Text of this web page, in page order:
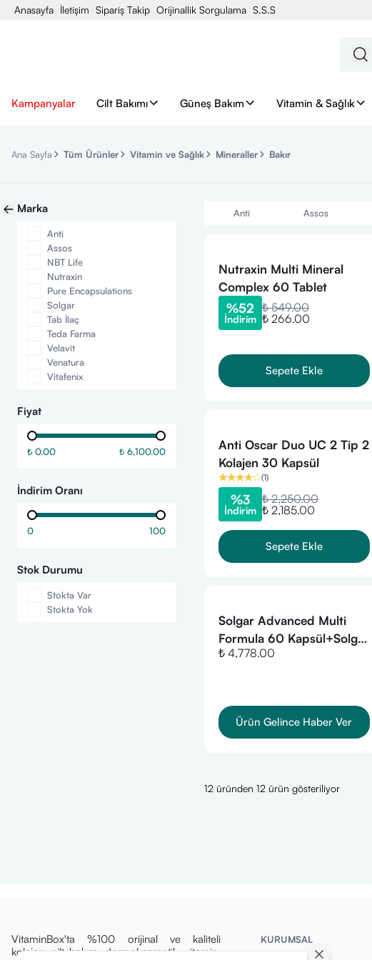
Anasayfa İletişim Sipariş Takip Orijinallik Sorgulama S.S.S
Kampanyalar Cilt Bakımı Güneş Bakım Vitamin & Sağlık
Ana Sayfa Tüm Ürünler Vitamin ve Sağlık Mineraller Bakır
Marka
Anti
Assos
NBT Life
Nutraxin
Pure Encapsulations
Solgar
Tab İlaç
Teda Farma
Velavit
Venatura
Vitafenix
Fiyat
₺ 0.00 ₺ 6,100.00
İndirim Oranı
0 100
Stok Durumu
Stokta Var
Stokta Yok
Anti Assos
Nutraxin Multi Mineral
Complex 60 Tablet
%52
İndirim
₺ 549.00
₺ 266.00
Sepete Ekle
Anti Oscar Duo UC 2 Tip 2
Kolajen 30 Kapsül
(1)
%3
İndirim
₺ 2,250.00
₺ 2,185.00
Sepete Ekle
Solgar Advanced Multi
Formula 60 Kapsül+Solgar
Male Multiple 60 Tablet
₺ 4,778.00
Ürün Gelince Haber Ver
12 üründen 12 ürün gösteriliyor
VitaminBox'ta %100 orijinal ve kaliteli
kolajen, cilt bakım, dermokozmetik, vitamin,
KURUMSAL